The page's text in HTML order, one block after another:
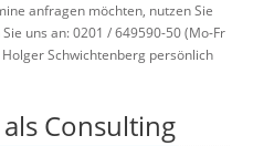
anfragen möchten, nutzen Sie
uns an: 0201 / 649590-50 (Mo-Fr
Schwichtenberg persönlich
Consulting